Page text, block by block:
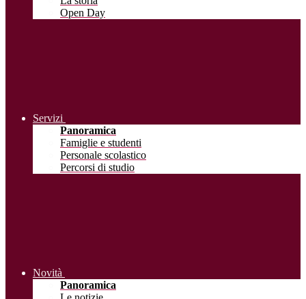
Open Day
Servizi
Panoramica
Famiglie e studenti
Personale scolastico
Percorsi di studio
Novità
Panoramica